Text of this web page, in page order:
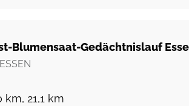
Blumensaat-Gedächtnislauf
ESSEN
km, 21,1 km